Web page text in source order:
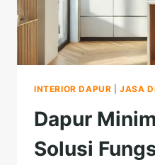
INTERIOR DAPUR |JASA
Dapur
Solusi